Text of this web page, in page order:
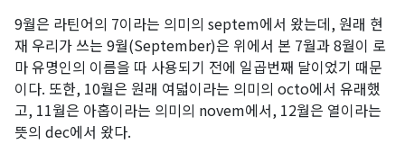
9월은 라틴어의 7이라는 의미의 septem에서 왔는데, 원래 현
재 우리가 쓰는 9월(September)은 위에서 본 7월과 8월이 로
마 유명인의 이름을 따 사용되기 전에 일곱번째 달이었기 때문
이다. 또한, 10월은 원래 여덟이라는 의미의 octo에서 유래했
고, 11월은 아홉이라는 의미의 novem에서, 12월은 열이라는
뜻의 dec에서 왔다.